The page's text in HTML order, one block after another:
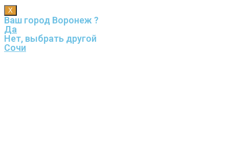
X
Ваш город Воронеж ?
Да
Нет, выбрать другой
Сочи